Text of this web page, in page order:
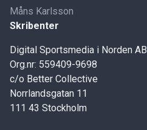
Måns Karlsson
Skribenter
Digital Sportsmedia i Norden AB
Org.nr: 559409-9698
c/o Better Collective
Norrlandsgatan 11
111 43 Stockholm